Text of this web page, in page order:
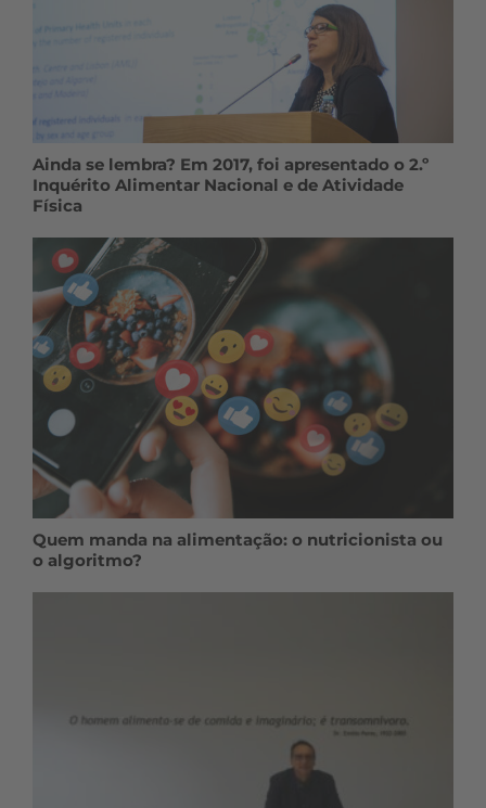
Ainda se lembra? Em 2017, foi apresentado o 2.º
Inquérito Alimentar Nacional e de Atividade
Física
Quem manda na alimentação: o nutricionista ou
o algoritmo?